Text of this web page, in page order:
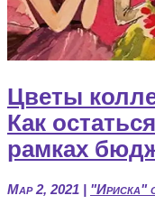
Цветы
Как
рамках
Мар 2, 2021 | "Ириска"